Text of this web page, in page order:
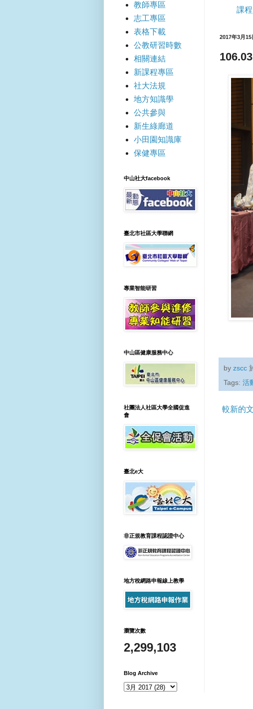
課
2017年3月15
by zscc
Tags: 活
較新的
教師專區
志工專區
表格下載
公教研習時數
相關連結
新課程專區
社大法規
地方知識學
公共參與
新生綠廊道
小田園知識庫
保健專區
中山社大facebook
臺北市社區大學聯網
專業智能研習
中山區健康服務中心
社團法人社區大學全國促進
會
臺北e大
非正規教育課程認證中心
地方稅網路申報線上教學
瀏覽次數
2,299,103
Blog Archive